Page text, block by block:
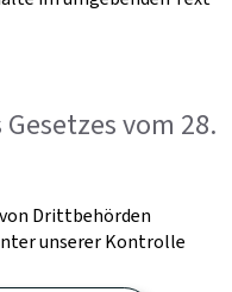
vom 28.
Drittbehörden
unserer Kontrolle